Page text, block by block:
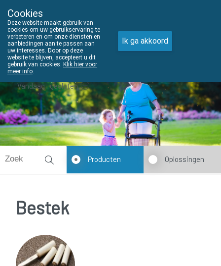
011610303
Vandaag gesloten
Producten Oplossingen
Bestek
Cookies
Deze website maakt gebruik van
cookies om uw gebruikservaring te
verbeteren en om onze diensten en
aanbiedingen aan te passen aan
uw interesses. Door op deze
website te blijven, accepteert u dit
gebruik van cookies. Klik hier voor
meer info.
Ik ga akkoord